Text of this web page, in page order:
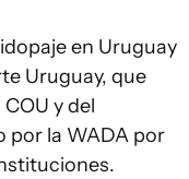
en Uruguay
Uruguay, que
y del
por la WADA por